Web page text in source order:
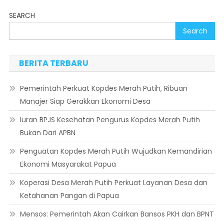
SEARCH
Search
BERITA TERBARU
Pemerintah Perkuat Kopdes Merah Putih, Ribuan
Manajer Siap Gerakkan Ekonomi Desa
Iuran BPJS Kesehatan Pengurus Kopdes Merah Putih
Bukan Dari APBN
Penguatan Kopdes Merah Putih Wujudkan Kemandirian
Ekonomi Masyarakat Papua
Koperasi Desa Merah Putih Perkuat Layanan Desa dan
Ketahanan Pangan di Papua
Mensos: Pemerintah Akan Cairkan Bansos PKH dan BPNT